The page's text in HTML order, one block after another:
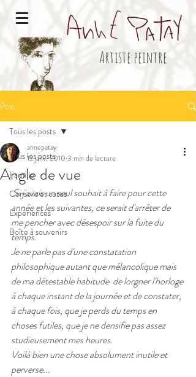
Artiste peintre
Post
Tous les posts
Famille
Conseils et tutos
Expériences
Boîte à souvenirs
Tous les posts
Angle de vue
annepatay
12 janv. 2010 3 min de lecture
Si j'avais un seul souhait à faire pour cette
année et les suivantes, ce serait d'arrêter de
me pencher avec désespoir sur la fuite du
temps.
Je ne parle pas d'une constatation
philosophique autant que mélancolique mais
de ma détestable habitude  de lorgner l'horloge
à chaque instant de la journée et de constater,
à chaque fois, que je perds du temps en
choses futiles, que je ne densifie pas assez
studieusement mes heures.
Voilà bien une chose absolument inutile et
perverse...